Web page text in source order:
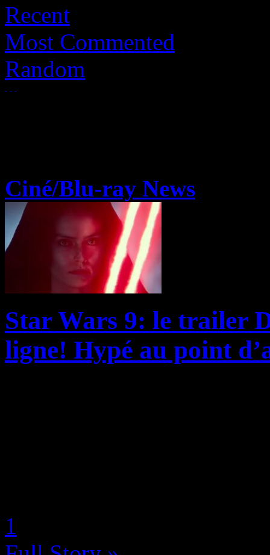
Recent
Most Commented
Random
Ciné/Blu-ray News
Star Wars 9: le trailer
ligne! Hypé au point
1